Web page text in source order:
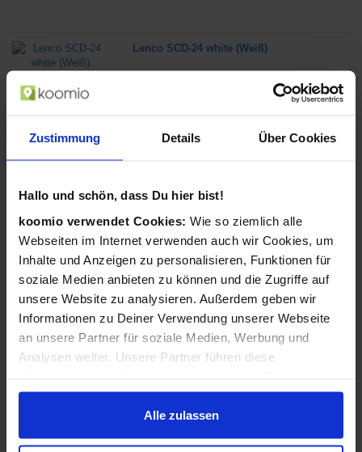
Zustimmung Details Über Cookies
Hallo und schön, dass Du hier bist!
koomio verwendet Cookies: Wie so ziemlich alle
Webseiten im Internet verwenden auch wir Cookies, um
Inhalte und Anzeigen zu personalisieren, Funktionen für
soziale Medien anbieten zu können und die Zugriffe auf
unsere Website zu analysieren. Außerdem geben wir
Informationen zu Deiner Verwendung unserer Webseite
an unsere Partner für soziale Medien, Werbung und
Analysen weiter. Unsere Partner führen diese
zusammen, die Du ihnen bereitgestellt hast oder die sie
im Rahmen Deiner Nutzung der Dienste gesammelt
haben.
Alle zulassen
Lenco SCD-24 white (Weiß)
in 3 Geschäften
Sharp XL-B517D Heim-Audio-Mikrosystem
45 W Schwarz (Schwarz)
ab 99,99 €
in 3 Geschäften
in 1 Geschäften